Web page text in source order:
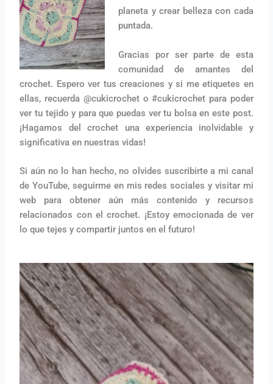
planeta y crear belleza con cada
puntada.
Gracias por ser parte de esta
comunidad de amantes del
crochet. Espero ver tus creaciones y si me etiquetes en
ellas, recuerda @cukicrochet o #cukicrochet para poder
ver tu tejido y para que puedas ver tu bolsa en este post.
¡Hagamos del crochet una experiencia inolvidable y
significativa en nuestras vidas!
Si aún no lo han hecho, no olvides suscribirte a mi canal
de YouTube, seguirme en mis redes sociales y visitar mi
web para obtener aún más contenido y recursos
relacionados con el crochet. ¡Estoy emocionada de ver
lo que tejes y compartir juntos en el futuro!